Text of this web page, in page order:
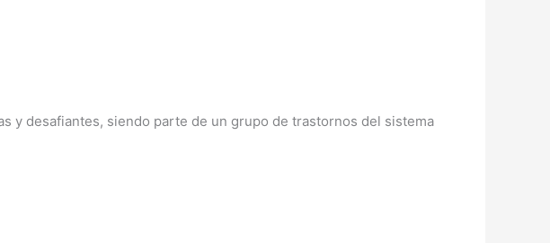
y desafiantes, siendo parte de un grupo de trastornos del sistema